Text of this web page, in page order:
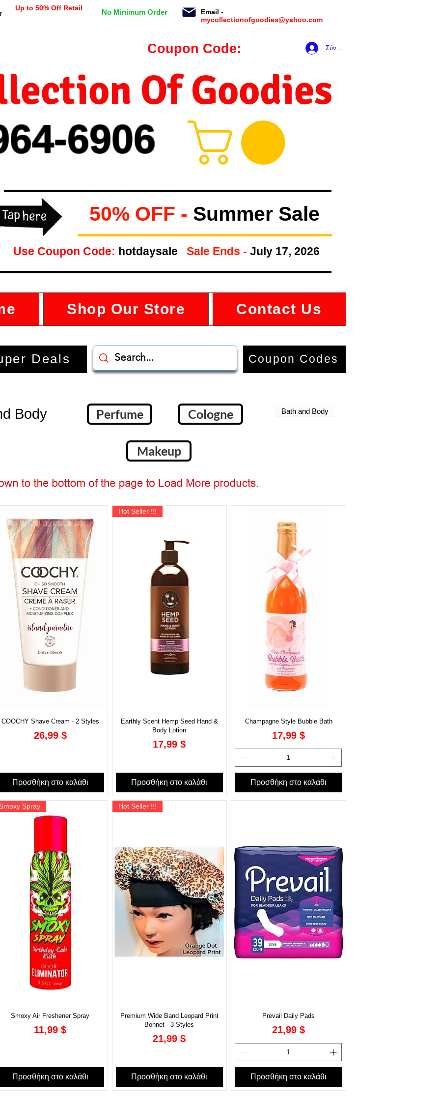
Up to 50% Off Retail No Minimum Order
Email -
mycollectionofgoodies@yahoo.com
6906
Of Goodies
Coupon Code: hookmeup Σύνδεση
50% OFF - Summer Sale
Use Coupon Code: hotdaysale Sale Ends - July 17, 2026
Shop Our Store Contact Us
Deals Coupon Codes
Body Perfume Cologne Bath and Body
Makeup
COOCHY Shave Cream - 2 Styles
Τιμή
26,99 $
Προσθήκη στο καλάθι
Hot Seller !!!
Earthly Scent Hemp Seed Hand &
Body Lotion
Τιμή
17,99 $
Προσθήκη στο καλάθι
Champagne Style Bubble Bath
Τιμή
17,99 $
Προσθήκη στο καλάθι
Smoxy Spray
Smoxy Air Freshener Spray
Τιμή
11,99 $
Προσθήκη στο καλάθι
Hot Seller !!!
Premium Wide Band Leopard Print
Bonnet - 3 Styles
Τιμή
21,99 $
Προσθήκη στο καλάθι
Prevail Daily Pads
Τιμή
21,99 $
Προσθήκη στο καλάθι